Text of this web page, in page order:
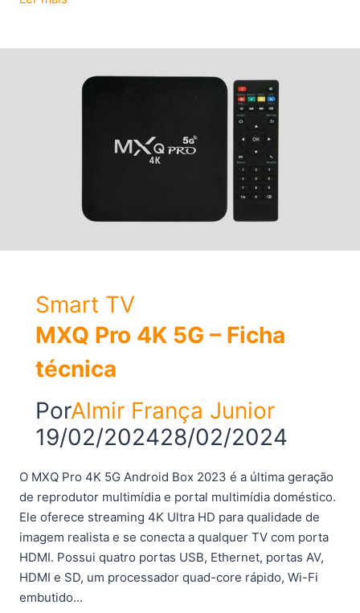
cartão
em
Smart TV
MXQ Pro 4K 5G – Ficha
técnica
PorAlmir França Junior
19/02/202428/02/2024
O MXQ Pro 4K 5G Android Box 2023 é a última geração
de reprodutor multimídia e portal multimídia doméstico.
Ele oferece streaming 4K Ultra HD para qualidade de
imagem realista e se conecta a qualquer TV com porta
HDMI. Possui quatro portas USB, Ethernet, portas AV,
HDMI e SD, um processador quad-core rápido, Wi-Fi
embutido…